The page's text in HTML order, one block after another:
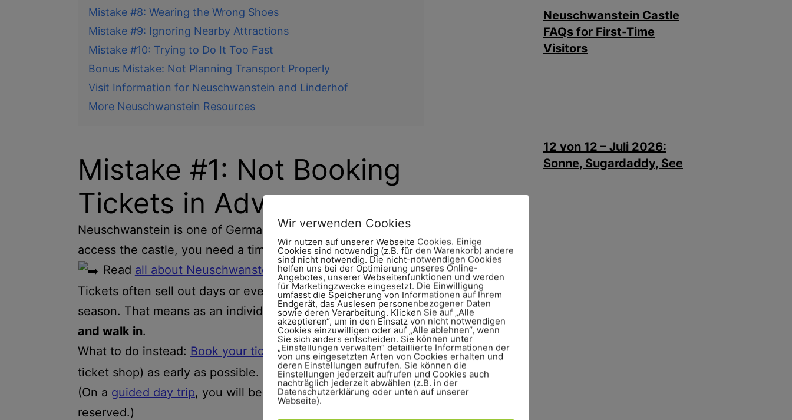
Mistake #8: Wearing the Wrong Shoes
Mistake #9: Ignoring Nearby Attractions
Mistake #10: Trying to Do It Too Fast
Bonus Mistake: Not Planning Transport Properly
Visit Information for Neuschwanstein and Linderhof
More Neuschwanstein Resources
Mistake #1: Not Booking
Tickets in Advance
Neuschwanstein is one of Germany’s biggest tourist attractions. To
access the castle, you need a timed ticket for a guided tour.
Read all about Neuschwanstein castle tickets here!
Tickets often sell out days or even weeks ahead, especially in peak
season. That means as an individual traveler, youcannot just show up
and walk in.
What to do instead: Book your tickets online(
from the official
ticket shop) as early as possible.
(On a guided day trip, you will be fine. Your tour company has tickets
reserved.)
Neuschwanstein Castle
FAQs for First-Time
Visitors
12 von 12 – Juli 2026:
Sonne, Sugardaddy, See
Wir verwenden Cookies
Wir nutzen auf unserer Webseite Cookies. Einige
Cookies sind notwendig (z.B. für den Warenkorb) andere
sind nicht notwendig. Die nicht-notwendigen Cookies
helfen uns bei der Optimierung unseres Online-
Angebotes, unserer Webseitenfunktionen und werden
für Marketingzwecke eingesetzt. Die Einwilligung
umfasst die Speicherung von Informationen auf Ihrem
Endgerät, das Auslesen personenbezogener Daten
sowie deren Verarbeitung. Klicken Sie auf „Alle
akzeptieren“, um in den Einsatz von nicht notwendigen
Cookies einzuwilligen oder auf „Alle ablehnen“, wenn
Sie sich anders entscheiden. Sie können unter
„Einstellungen verwalten“ detaillierte Informationen der
von uns eingesetzten Arten von Cookies erhalten und
deren Einstellungen aufrufen. Sie können die
Einstellungen jederzeit aufrufen und Cookies auch
nachträglich jederzeit abwählen (z.B. in der
Datenschutzerklärung oder unten auf unserer
Webseite).